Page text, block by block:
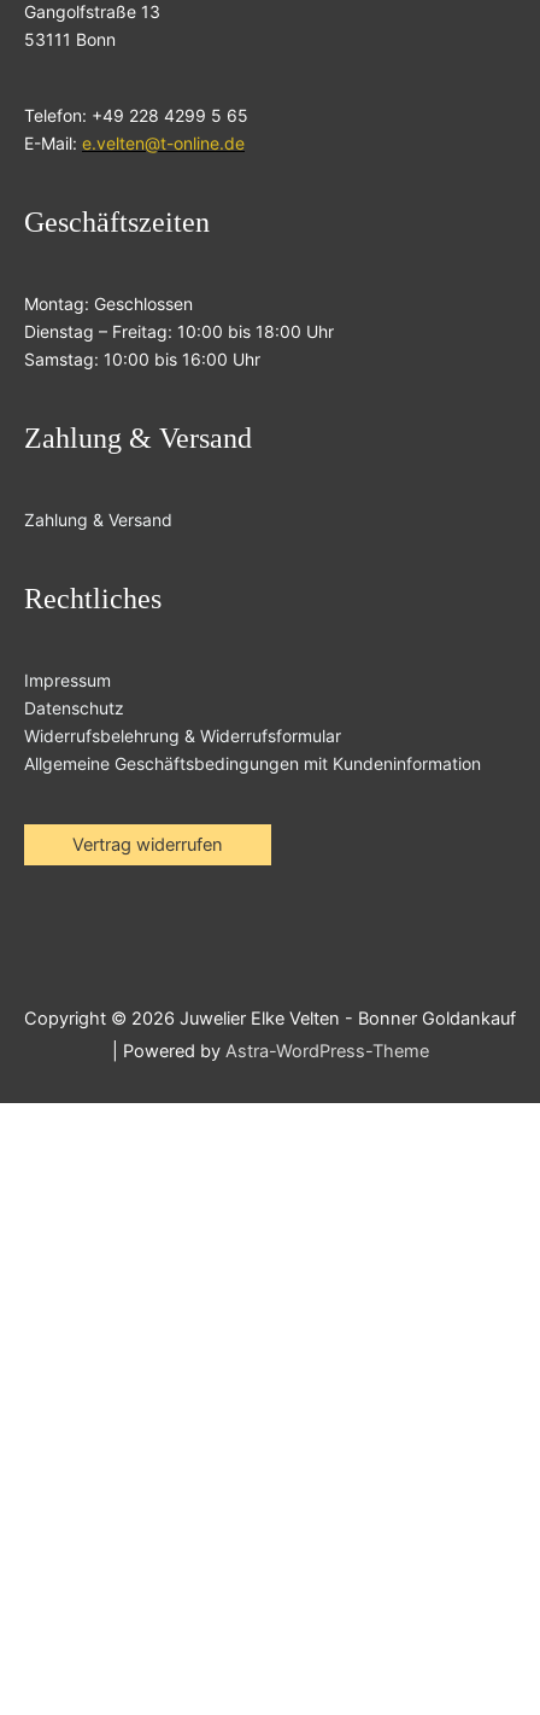
Gangolfstraße 13
53111 Bonn
Telefon: +49 228 4299 5 65
E-Mail: e.velten@t-online.de
Geschäftszeiten
Montag: Geschlossen
Dienstag – Freitag: 10:00 bis 18:00 Uhr
Samstag: 10:00 bis 16:00 Uhr
Zahlung & Versand
Zahlung & Versand
Rechtliches
Impressum
Datenschutz
Widerrufsbelehrung & Widerrufsformular
Allgemeine Geschäftsbedingungen mit Kundeninformation
Vertrag widerrufen
Copyright © 2026 Juwelier Elke Velten - Bonner Goldankauf
| Powered by Astra-WordPress-Theme